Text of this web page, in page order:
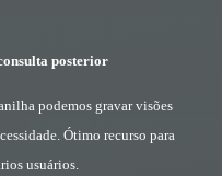
posterior
podemos gravar visões
Ótimo recurso para
usuários.